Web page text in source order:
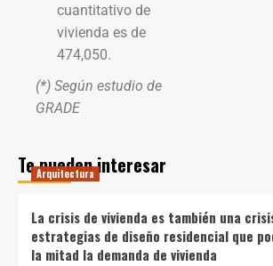
cuantitativo de
vivienda es de
474,050.
(*) Según estudio de
GRADE
Te pueden interesar
Arquitectura
La crisis de vivienda es también una
estrategias de diseño residencial que
la mitad la demanda de vivienda